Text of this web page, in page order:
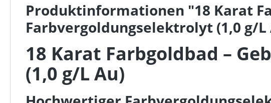
Produktinformationen "18 Karat
Farbvergoldungselektrolyt (1,0 g/L
18 Karat Farbgoldbad –
(1,0 g/L Au)